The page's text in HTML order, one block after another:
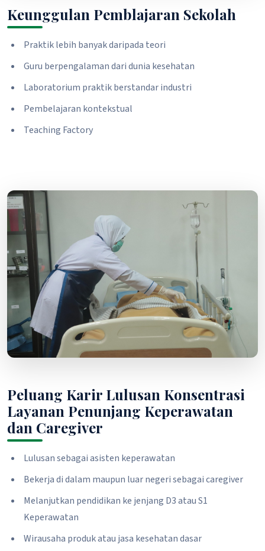
Keunggulan Pemblajaran Sekolah
Praktik lebih banyak daripada teori
Guru berpengalaman dari dunia kesehatan
Laboratorium praktik berstandar industri
Pembelajaran kontekstual
Teaching Factory
Peluang Karir Lulusan Konsentrasi
Layanan Penunjang Keperawatan
dan Caregiver
Lulusan sebagai asisten keperawatan
Bekerja di dalam maupun luar negeri sebagai caregiver
Melanjutkan pendidikan ke jenjang D3 atau S1
Keperawatan
Wirausaha produk atau jasa kesehatan dasar